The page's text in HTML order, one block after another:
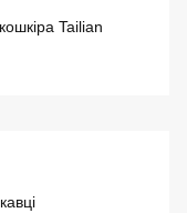
Tailian